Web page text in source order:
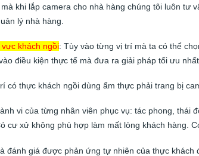
khi lắp camera cho nhà hàng chúng tôi luôn tư
lý nhà hàng.
khách ngồi: Tùy vào từng vị trí mà ta có thể
điều kiện thực tế mà đưa ra giải pháp tối ưu
có thực khách ngồi dùng ẩm thực phải trang bị
vi của từng nhân viên phục vụ: tác phong, thái
cư xử không phù hợp làm mất lòng khách hàng.
đánh giá được phản ứng tự nhiên của thực